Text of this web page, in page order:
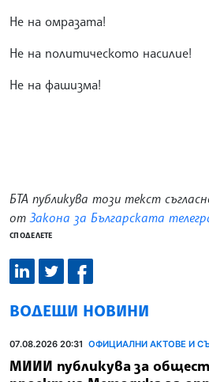
Не на омразата!
Не на политическото насилие!
Не на фашизма!
БТА публикува този текст
от Закона за Българската
СПОДЕЛЕТЕ
ВОДЕЩИ НОВИНИ
07.08.2026 20:31 ОФИЦИАЛНИ АКТОВЕ И
МИИИ публикува за